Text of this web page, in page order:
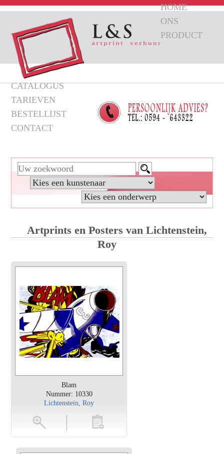
HOME
ONS
PRODUCT
CATALOGUS
TARIEVEN
BESTELLIJST
CONTACT
Artprints en Posters van Lichtenstein,
Roy
Blam
Nummer: 10330
Lichtenstein, Roy
toevoegen